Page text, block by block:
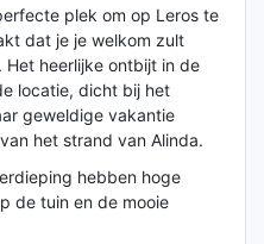
plek om op Leros te
dat je je welkom zult
Het heerlijke ontbijt in de
locatie, dicht bij het
geweldige vakantie
het strand van Alinda.
hebben hoge
de tuin en de mooie